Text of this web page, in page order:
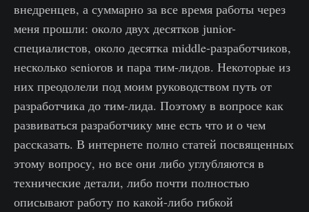
внедренцев, а суммарно за все время работы через
меня прошли: около двух десятков junior-
специалистов, около десятка middle-разработчиков,
несколько seniorов и пара тим-лидов. Некоторые из
них преодолели под моим руководством путь от
разработчика до тим-лида. Поэтому в вопросе как
развиваться разработчику мне есть что и о чем
рассказать. В интернете полно статей посвященных
этому вопросу, но все они либо углубляются в
технические детали, либо почти полностью
описывают работу по какой-либо гибкой